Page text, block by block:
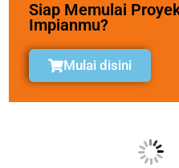
Siap Memulai
Impianmu?
Mulai disini